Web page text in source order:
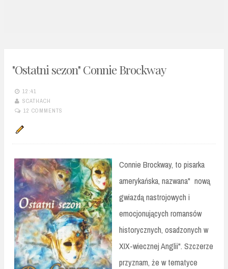
"Ostatni sezon" Connie Brockway
12:41
SCATHACH
12 COMMENTS
Connie Brockway, to pisarka
amerykańska, nazwana" nową
gwiazdą nastrojowych i
emocjonujących romansów
historycznych, osadzonych w
XIX-wiecznej Anglii". Szczerze
przyznam, że w tematyce